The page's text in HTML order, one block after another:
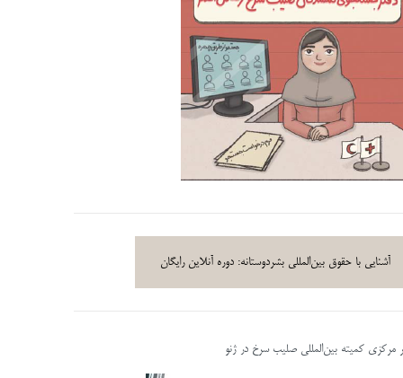
آشنایی با حقوق بین‌المللی بشردوستانه: دوره آنلاین رایگان
مرکزی کمیته بین‌المللی صلیب سرخ در ژنو